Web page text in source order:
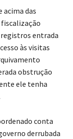
das
entrada
às visitas
obstrução
ele tenha
conta
derrubada